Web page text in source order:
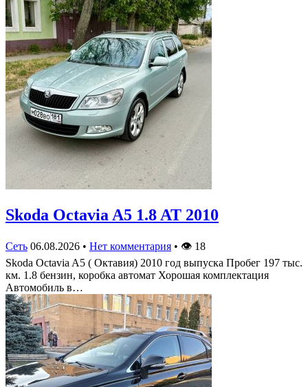
Skoda Octavia A5 1.8 AT 2010
Сеть 06.08.2026 • Нет комментария • 👁 18
Skoda Octavia A5 ( Октавия) 2010 год выпуска Пробег 197 тыс.
км. 1.8 бензин, коробка автомат Хорошая комплектация
Автомобиль в…